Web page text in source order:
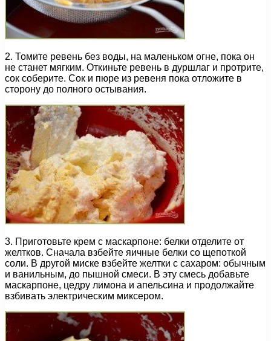
2. Томите ревень без воды, на маленьком огне, пока он
не станет мягким. Откиньте ревень в дуршлаг и протрите,
сок соберите. Сок и пюре из ревеня пока отложите в
сторону до полного остывания.
3. Приготовьте крем с маскарпоне: белки отделите от
желтков. Сначала взбейте яичные белки со щепоткой
соли. В другой миске взбейте желтки с сахаром: обычным
и ванильным, до пышной смеси. В эту смесь добавьте
маскарпоне, цедру лимона и апельсина и продолжайте
взбивать электрическим миксером.